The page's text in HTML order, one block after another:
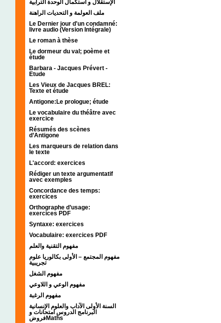
الإستقلال و استكمال الوحدة الترابية
ملف العولمة و التحديات الراهنة
Le Dernier jour d'un condamné:
livre audio (Version Intégrale)
Le roman à thèse
Le dormeur du val; poème et
étude
Barbara - Jacques Prévert -
Etude
Les Vieux de Jacques BREL:
Texte et étude
Antigone:Le prologue; étude
Le vocabulaire du théâtre avec
exercice
Résumés des scènes
d’Antigone
Les marqueurs de relation dans
le texte
L'accord: exercices
Rédiger un texte argumentatif
avec exemples
Concordance des temps:
exercices
Orthographe d’usage:
exercices PDF
Syntaxe: exercices
Vocabulaire: exercices PDF
مفهوم التقنية والعلم
مفهوم المجتمع – الأولى بكالوريا علوم
تجريبية
مفهوم الشغل
مفهوم الوعي و اللاوعي
مفهوم الرغبة
السنة الأولى الآداب والعلوم الإنسانية
البرنامج الدروس امتحانات و
فروضMaths